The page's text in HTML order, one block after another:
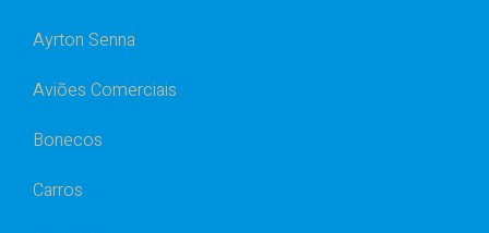
Ayrton Senna
Aviões Comerciais
Bonecos
Carros